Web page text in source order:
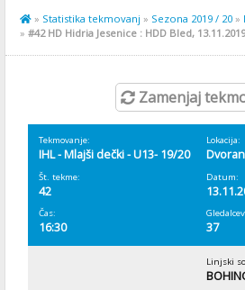
» Statistika tekmovanj » Sezona 2019 / 20 »
» #42 HD Hidria Jesenice : HDD Bled, 13.11.2019
Zamenjaj
Tekmovanje:
IHL - Mlajši dečki - U13- 19/20
Lokacija:
Št. tekme:
42
Datum:
Čas:
16:30 37
Linjski